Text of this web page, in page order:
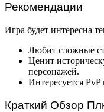
Рекомендации
Игра будет интересна
Любит сложные
Ценит
персонажей.
Интересуется
Краткий Обзор